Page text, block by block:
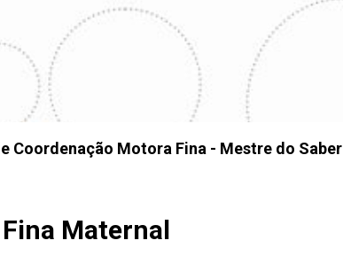
Coordenação Motora Fina - Mestre do Saber
Maternal